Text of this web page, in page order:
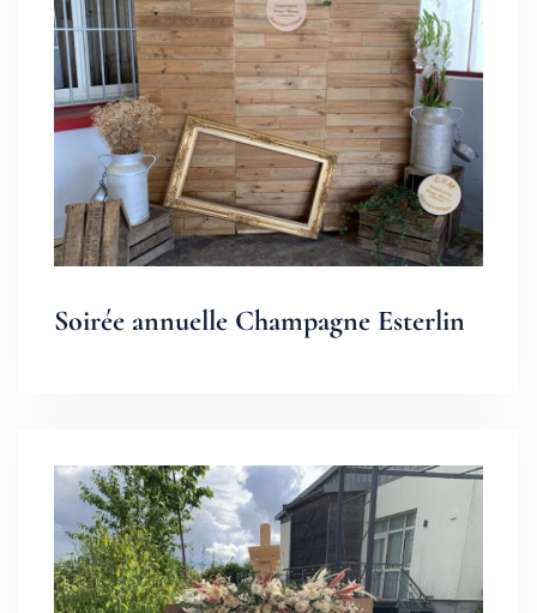
Soirée annuelle Champagne Esterlin